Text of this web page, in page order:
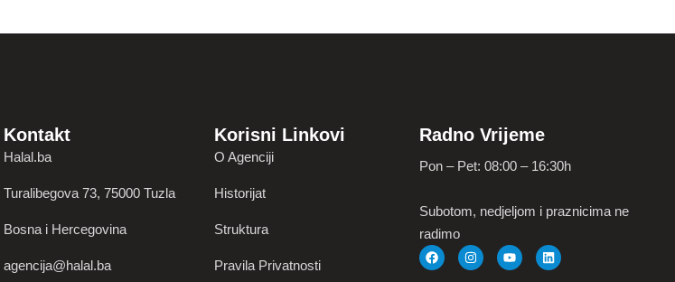
Kontakt
Halal.ba
Turalibegova 73, 75000 Tuzla
Bosna i Hercegovina
agencija@halal.ba
Korisni Linkovi
O Agenciji
Historijat
Struktura
Pravila Privatnosti
Radno Vrijeme
Pon – Pet: 08:00 – 16:30h
Subotom, nedjeljom i praznicima ne
radimo